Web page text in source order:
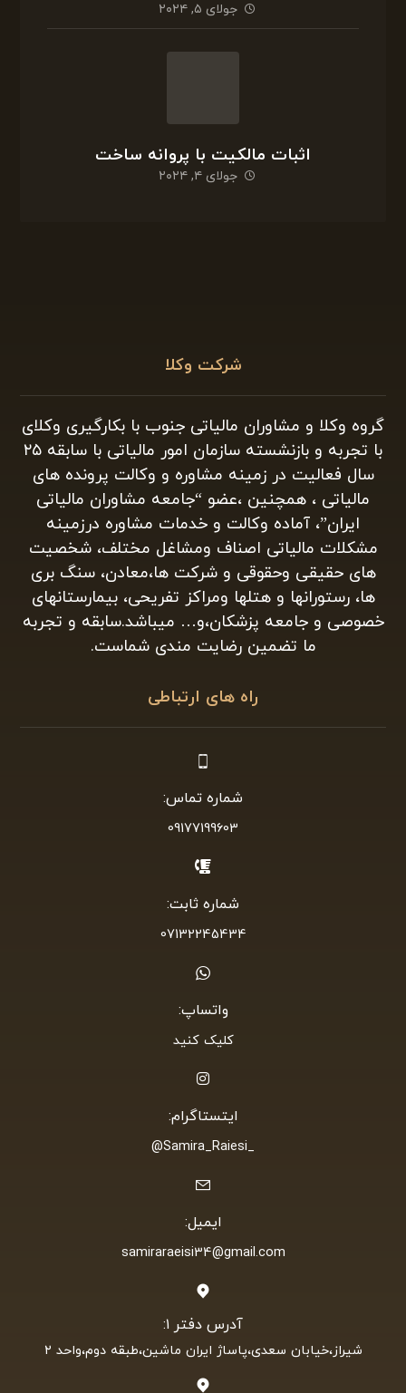
فرق احراز مالکیت با اثبات مالکیت
جولای ۶, ۲۰۲۴
اثبات مالکیت با پروانه ساخت
شرکت وکلا
گروه وکلا و مشاوران مالیاتی جنوب با بکارگیری وکلای
سال فعالیت در زمینه مشاوره و وکالت پرونده های
مالیاتی ، همچنین ،عضو “جامعه مشاوران مالیاتی
مشکلات مالیاتی اصناف ومشاغل مختلف، شخصیت
های حقیقی وحقوقی و شرکت ها،معادن، سنگ بری
ها، رستورانها و هتلها ومراکز تفریحی، بیمارستانهای
خصوصی و جامعه پزشکان،و… میباشد.سابقه و تجربه
ما تضمین رضایت مندی شماست.
راه های ارتباطی
شماره تماس:
09177199603
شماره ثابت:
07132245434
واتساپ:
کلیک کنید
ایتستاگرام:
_Samira_Raiesi@